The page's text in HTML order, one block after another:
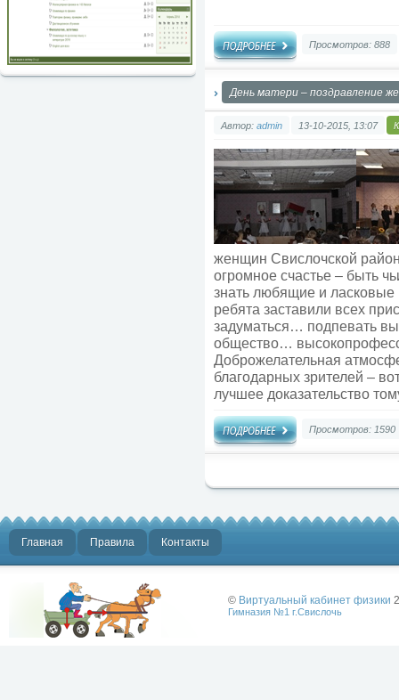
Просмотров: 888
День матери – поздравление
Автор: admin 13-10-2015, 13:07
женщин Свислочской
огромное счастье – быть
знать любящие и
ребята заставили всех
задуматься… подпевать
общество…
Доброжелательная
благодарных зрителей –
лучшее доказательство
Просмотров: 1590
Главная Правила Контакты
© Виртуальный кабинет физики
Гимназия №1 г.Свислочь